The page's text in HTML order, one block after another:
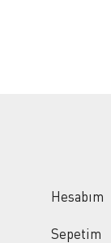
Hesabım
Sepetim